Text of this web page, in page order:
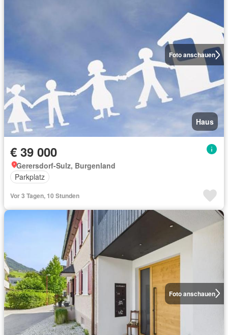
Foto anschauen
Haus
€ 39 000
Gerersdorf-Sulz, Burgenland
Parkplatz
Vor 3 Tagen, 10 Stunden
Foto anschauen